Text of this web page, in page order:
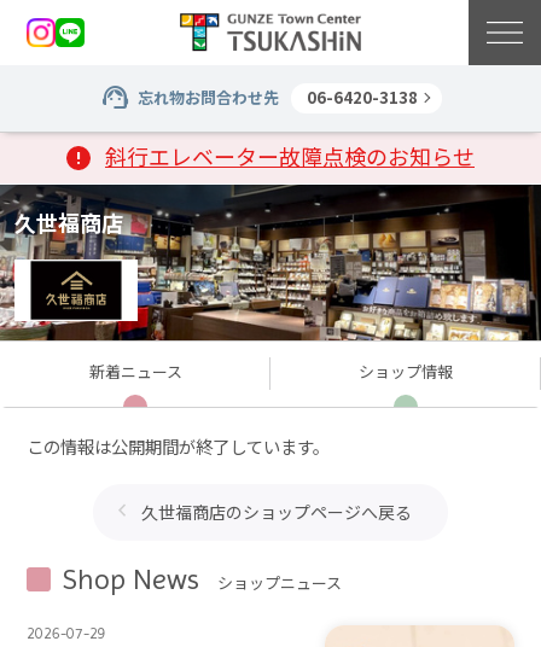
斜行エレベーター故障点検のお知らせ
忘れ物お問合わせ先 06-6420-3138
久世福商店
新着ニュース ショップ情報
この情報は公開期間が終了しています。
久世福商店のショップページへ戻る
Shop News ショップニュース
2026-07-29